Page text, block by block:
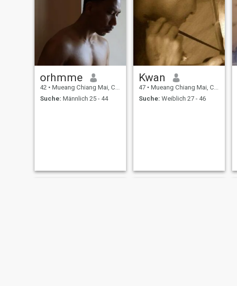
orhmme
42 • Mueang Chiang Mai, Chiang Mai, Thailand
Suche: Männlich 25 - 44
Kwan
47 • Mueang Chiang Mai, Chiang Mai, Thailand
Suche: Weiblich 27 - 46